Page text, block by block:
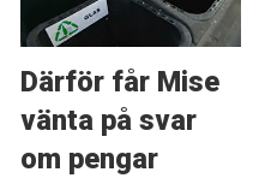
Därför får Mise
vänta på svar
om pengar